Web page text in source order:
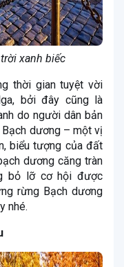
xanh biếc
thời gian tuyệt vời
bởi đây cũng là
do người dân bản
dương – một vị
biểu tượng của đất
dương căng tràn
bỏ lỡ cơ hội được
rừng Bạch dương
nhé.